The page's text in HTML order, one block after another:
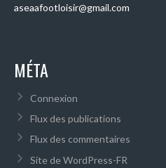
aseaafootloisir@gmail.com
MÉTA
Connexion
Flux des publications
Flux des commentaires
Site de WordPress-FR